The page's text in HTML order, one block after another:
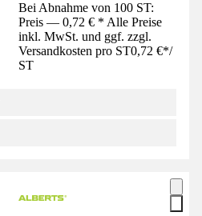
Bei Abnahme von 100 ST:
Preis — 0,72 € * Alle Preise
inkl. MwSt. und ggf. zzgl.
Versandkosten pro ST0,72 €*/
ST